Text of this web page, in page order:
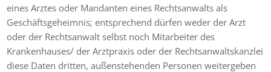
eines Arztes oder Mandanten eines Rechtsanwalts als
Geschäftsgeheimnis; entsprechend dürfen weder der Arzt
oder der Rechtsanwalt selbst noch Mitarbeiter des
Krankenhauses/ der Arztpraxis oder der Rechtsanwaltskanzlei
diese Daten dritten, außenstehenden Personen weitergeben